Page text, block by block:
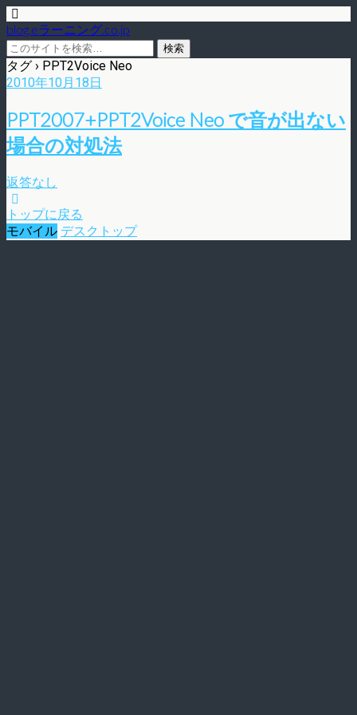
blog.eラーニング.co.jp
タグ › PPT2Voice Neo
2010年10月18日
PPT2007+PPT2Voice Neo で音が出ない
場合の対処法
返答なし
トップに戻る
モバイル デスクトップ